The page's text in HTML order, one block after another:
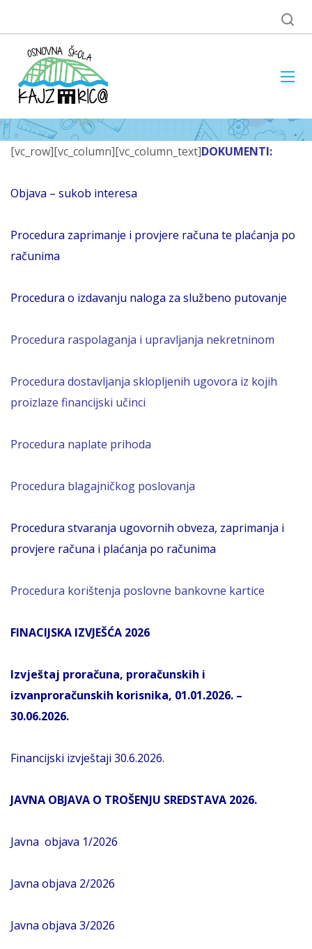
[vc_row][vc_column][vc_column_text]DOKUMENTI:
Objava – sukob interesa
Procedura zaprimanje i provjere računa te plaćanja po
računima
Procedura o izdavanju naloga za službeno putovanje
Procedura raspolaganja i upravljanja nekretninom
Procedura dostavljanja sklopljenih ugovora iz kojih
proizlaze financijski učinci
Procedura naplate prihoda
Procedura blagajničkog poslovanja
Procedura stvaranja ugovornih obveza, zaprimanja i
provjere računa i plaćanja po računima
Procedura korištenja poslovne bankovne kartice
FINACIJSKA IZVJEŠĆA 2026
Izvještaj proračuna, proračunskih i
izvanproračunskih korisnika, 01.01.2026. –
30.06.2026.
Financijski izvještaji 30.6.2026.
JAVNA OBJAVA O TROŠENJU SREDSTAVA 2026.
Javna objava 1/2026
Javna objava 2/2026
Javna objava 3/2026